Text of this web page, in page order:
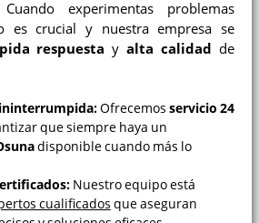
experimentas problemas
es crucial y nuestra empresa se
respuesta yalta calidad de
Ofrecemos servicio 24
que siempre haya un
disponible cuando más lo
Nuestro equipo está
cualificados que aseguran